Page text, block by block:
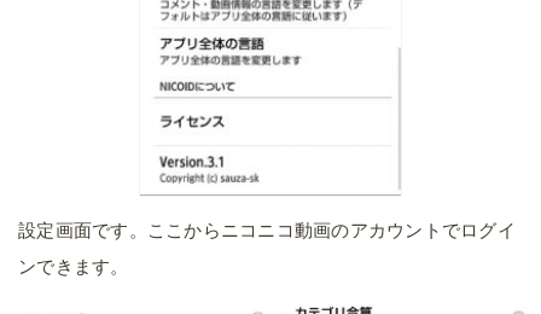
設定画面です。ここからニコニコ動画のアカウントでログイ
ンできます。